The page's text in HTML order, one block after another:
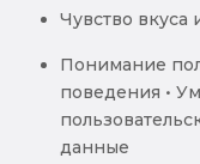
Чувство вкуса
Понимание
поведения •
данные